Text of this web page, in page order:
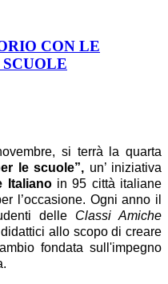
CON LE
si terrà la quarta
le scuole”, un’ iniziativa
Italianoin 95 città italiane
l’occasione. Ogni anno il
delle Classi Amiche
allo scopo di creare
fondata sull'impegno